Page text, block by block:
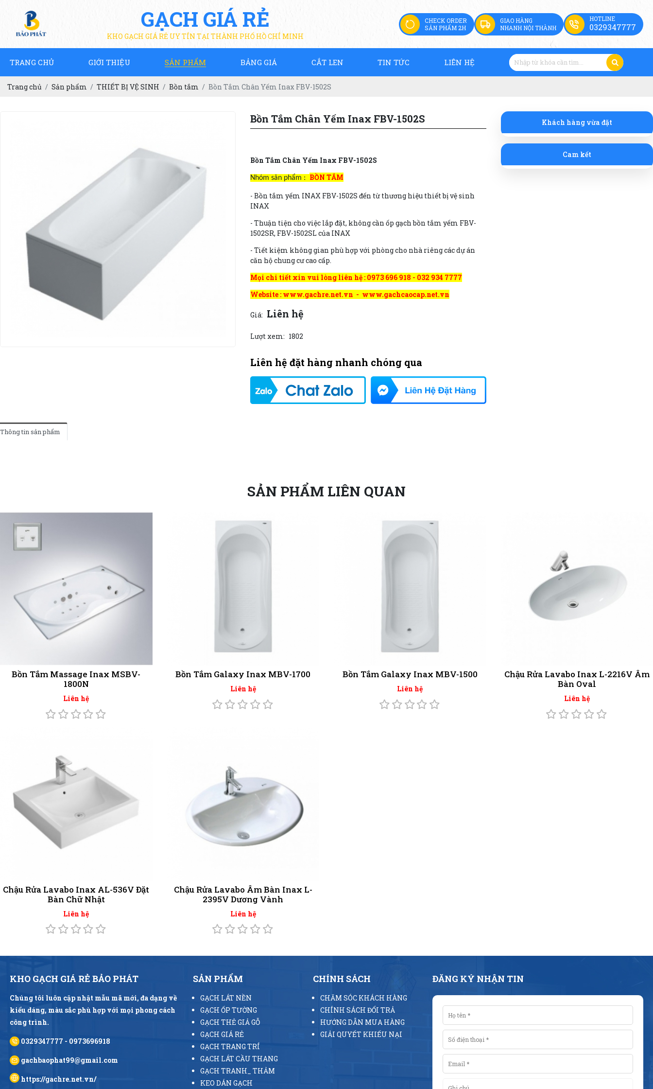
GẠCH GIÁ RẺ
KHO GẠCH GIÁ RẺ UY TÍN TẠI THÀNH PHỐ HỒ CHÍ MINH
CHECK ORDER
SẢN PHẨM 2H
GIAO HÀNG
NHANH NỘI THÀNH
HOTLINE
0329347777
TRANG CHỦ GIỚI THIỆU SẢN PHẨM BẢNG GIÁ CẮT LEN TIN TỨC LIÊN HỆ
Trang chủ Sản phẩm THIẾT BỊ VỆ SINH Bồn tắm Bồn Tắm Chân Yếm Inax FBV-1502S
Bồn Tắm Chân Yếm Inax FBV-1502S
Bồn Tắm Chân Yếm Inax FBV-1502S
Nhóm sản phẩm : BỒN TẮM
- Bồn tắm yếm INAX FBV-1502S đến từ thương hiệu thiết bị vệ sinh
INAX
- Thuận tiện cho việc lắp đặt, không cần ốp gạch bồn tắm yếm FBV-
1502SR, FBV-1502SL của INAX
- Tiết kiệm không gian phù hợp với phòng cho nhà riêng các dự án
căn hộ chung cư cao cấp.
Mọi chi tiết xin vui lòng liên hệ : 0973 696 918 - 032 934 7777
Website : www.gachre.net.vn - www.gachcaocap.net.vn
Giá: Liên hệ
Lượt xem: 1802
Liên hệ đặt hàng nhanh chóng qua
Thông tin sản phẩm
Khách hàng vừa đặt
Cam kết
SẢN PHẨM LIÊN QUAN
Bồn Tắm Massage Inax MSBV-
1800N
Liên hệ
Bồn Tắm Galaxy Inax MBV-1700
Liên hệ
Bồn Tắm Galaxy Inax MBV-1500
Liên hệ
Chậu Rửa Lavabo Inax L-2216V Âm
Bàn Oval
Liên hệ
Chậu Rửa Lavabo Inax AL-536V Đặt
Bàn Chữ Nhật
Liên hệ
Chậu Rửa Lavabo Âm Bàn Inax L-
2395V Dương Vành
Liên hệ
KHO GẠCH GIÁ RẺ BẢO PHÁT
Chúng tôi luôn cập nhật mẫu mã mới, đa dạng về
kiểu dáng, màu sắc phù hợp với mọi phong cách
công trình.
0329347777 - 0973696918
gachbaophat99@gmail.com
https://gachre.net.vn/
SẢN PHẨM
GẠCH LÁT NỀN
GẠCH ỐP TƯỜNG
GẠCH THẺ GIẢ GỖ
GẠCH GIÁ RẺ
GẠCH TRANG TRÍ
GẠCH LÁT CẦU THANG
GẠCH TRANH_ THẢM
KEO DÁN GẠCH
CHÍNH SÁCH
CHĂM SÓC KHÁCH HÀNG
CHÍNH SÁCH ĐỔI TRẢ
HƯỚNG DẪN MUA HÀNG
GIẢI QUYẾT KHIẾU NẠI
ĐĂNG KÝ NHẬN TIN